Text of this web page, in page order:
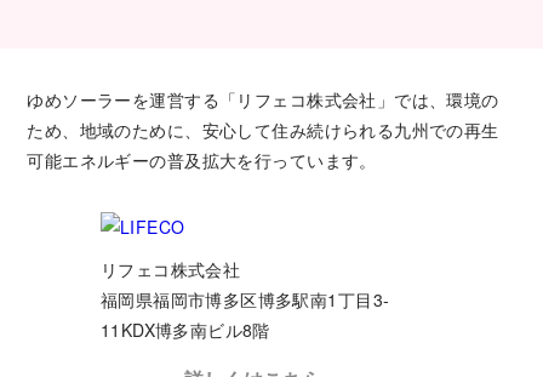
ゆめソーラーを運営する「リフェコ株式会社」では、環境の
ため、地域のために、安心して住み続けられる九州での再生
可能エネルギーの普及拡大を行っています。
リフェコ株式会社
福岡県福岡市博多区博多駅南1丁目3-
11KDX博多南ビル8階